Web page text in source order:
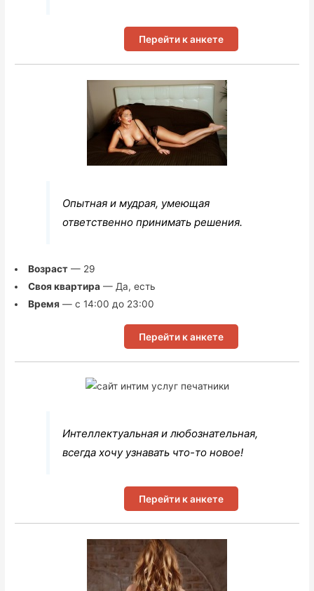
Перейти к анкете
Опытная и мудрая, умеющая
ответственно принимать решения.
Возраст— 29
Своя квартира— Да, есть
Время — с 14:00 до 23:00
Перейти к анкете
Интеллектуальная и любознательная,
всегда хочу узнавать что-то новое!
Перейти к анкете